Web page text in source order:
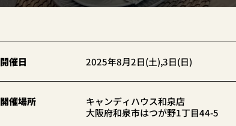
開催日 2025年8月2日(土),3日(日)
開催場所
キャンディハウス和泉店
大阪府和泉市はつが野1丁目44-5